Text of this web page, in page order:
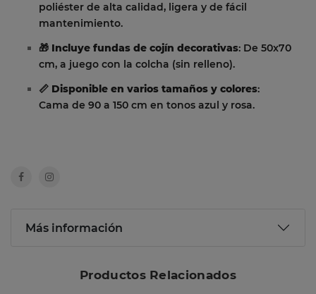
poliéster de alta calidad, ligera y de fácil
mantenimiento.
🎁 Incluye fundas de cojín decorativas: De 50x70
cm, a juego con la colcha (sin relleno).
📏 Disponible en varios tamaños y colores:
Cama de 90 a 150 cm en tonos azul y rosa.
Más información
Productos Relacionados